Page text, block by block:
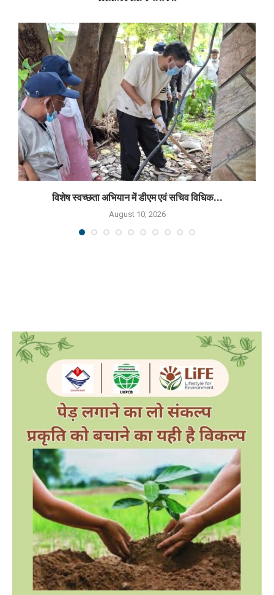
विशेष स्वच्छता अभियान में डीएम एवं सचिव विधिक...
August 10, 2026